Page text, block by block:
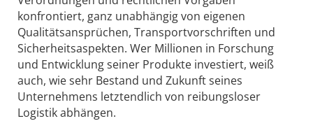
konfrontiert, ganz unabhängig von eigenen
Qualitätsansprüchen, Transportvorschriften und
Sicherheitsaspekten. Wer Millionen in Forschung
und Entwicklung seiner Produkte investiert, weiß
auch, wie sehr Bestand und Zukunft seines
Unternehmens letztendlich von reibungsloser
Logistik abhängen.